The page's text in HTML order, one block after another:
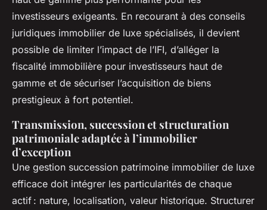
investisseurs exigeants. En recourant à des conseils
juridiques immobilier de luxe spécialisés, il devient
possible de limiter l’impact de l’IFI, d’alléger la
fiscalité immobilière pour investisseurs haut de
gamme et de sécuriser l’acquisition de biens
prestigieux à fort potentiel.
Transmission, succession et structuration
patrimoniale adaptée à l’immobilier
d’exception
Une gestion succession patrimoine immobilier de luxe
efficace doit intégrer les particularités de chaque
actif : nature, localisation, valeur historique. Structurer